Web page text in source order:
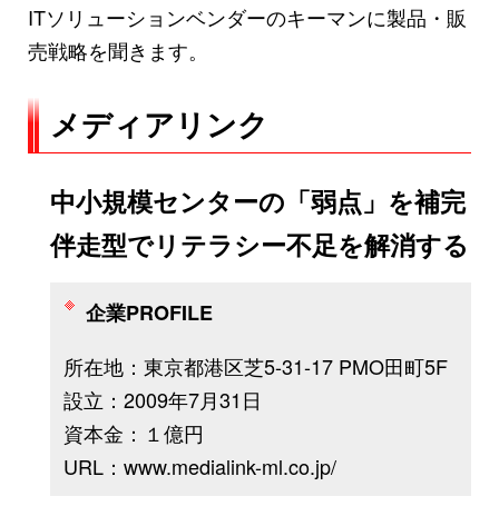
ITソリューションベンダーのキーマンに製品・販
売戦略を聞きます。
メディアリンク
中小規模センターの「弱点」を補完
伴走型でリテラシー不足を解消する
企業PROFILE
所在地：東京都港区芝5-31-17 PMO田町5F
設立：2009年7月31日
資本金：１億円
URL：www.medialink-ml.co.jp/